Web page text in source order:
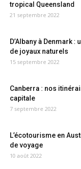
tropical Queensland
21 septembre 2022
D’Albany à Denmark :
de joyaux naturels
15 septembre 2022
Canberra : nos
capitale
7 septembre 2022
L’écotourisme en
de voyage
10 août 2022